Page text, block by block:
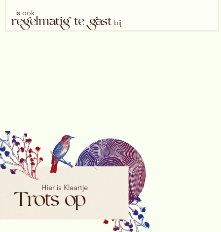
is ook
regelmatig te gast bij
Hier is Klaartje
Trots op